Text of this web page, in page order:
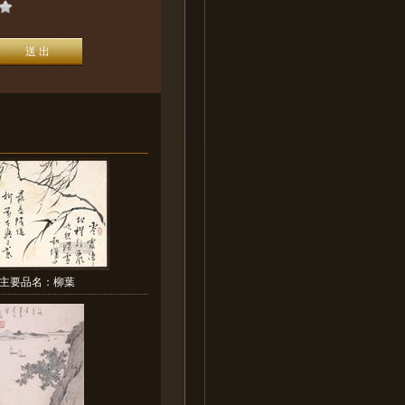
主要品名：柳葉